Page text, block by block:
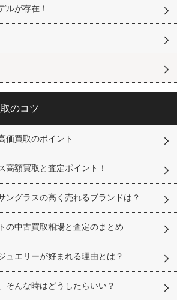
ルが存在！
のコツ
価買取のポイント
高額買取と査定ポイント！
ングラスの高く売れるブランドは？
の中古買取相場と査定のまとめ
ュエリーが好まれる理由とは？
そんな時はどうしたらいい？